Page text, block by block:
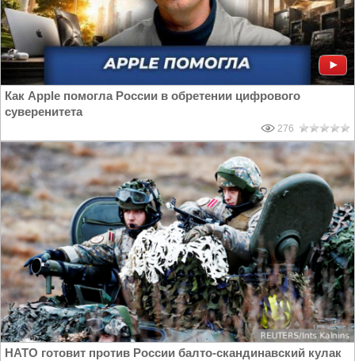
Как Apple помогла России в обретении цифрового
суверенитета
276
НАТО готовит против России балто-скандинавский кулак